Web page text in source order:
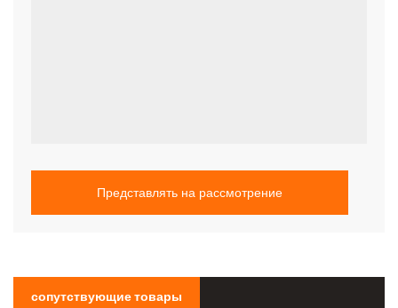
Представлять на рассмотрение
сопутствующие товары